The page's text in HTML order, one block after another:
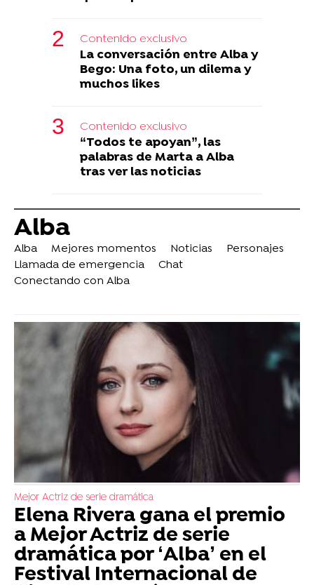
Contenido exclusivo
La conversación entre Alba y
Bego: Una foto, un dilema y
muchos likes
Contenido exclusivo
“Todos te apoyan”, las
palabras de Marta a Alba
tras ver las noticias
Alba
Alba Mejores momentos Noticias
Personajes
Llamada de emergencia
Chat
Conectando con Alba
Mejor Actriz de serie dramática
Elena Rivera gana el premio
a Mejor Actriz de serie
dramática por ‘Alba’ en el
Festival Internacional de